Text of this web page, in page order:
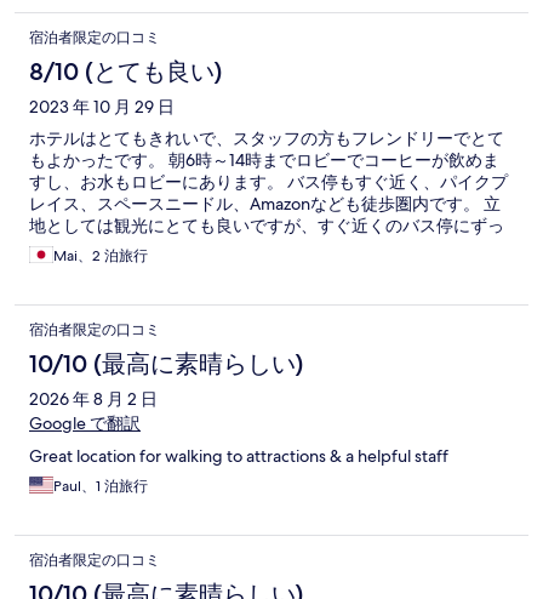
宿泊者限定の口コミ
8/10 (とても良い)
2023 年 10 月 29 日
ホテルはとてもきれいで、スタッフの方もフレンドリーでとて
もよかったです。 朝6時～14時までロビーでコーヒーが飲めま
すし、お水もロビーにあります。 バス停もすぐ近く、パイクプ
レイス、スペースニードル、Amazonなども徒歩圏内です。 立
地としては観光にとても良いですが、すぐ近くのバス停にずっ
とホームレスの方がたむろしており、治安的にはちょっと気に
なるところです。 女性一人旅であれば、夕飯はテイクアウトや
している方もいました。 電子レンジや冷蔵庫が部屋にあり、
Whole foods marketもまぁまぁ近くにあるので、サラダや冷食
など買ってきて部屋で食べるのも楽しくてお勧めです。
Mai、2 泊旅行
宿泊者限定の口コミ
10/10 (最高に素晴らしい)
2026 年 8 月 2 日
Google で翻訳
Great location for walking to attractions & a helpful staff
Paul、1 泊旅行
宿泊者限定の口コミ